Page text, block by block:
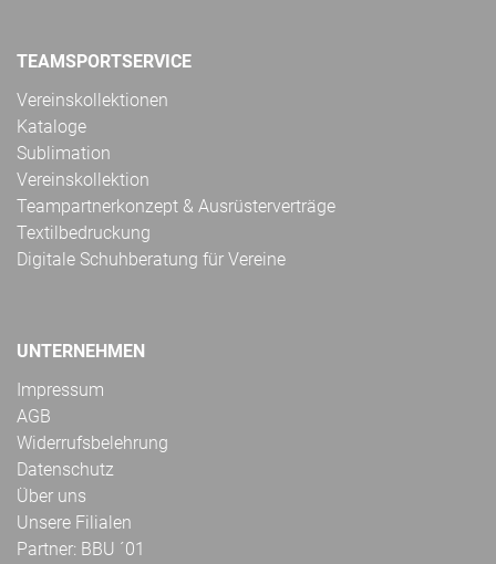
TEAMSPORTSERVICE
Vereinskollektionen
Kataloge
Sublimation
Vereinskollektion
Teampartnerkonzept & Ausrüsterverträge
Textilbedruckung
Digitale Schuhberatung für Vereine
UNTERNEHMEN
Impressum
AGB
Widerrufsbelehrung
Datenschutz
Über uns
Unsere Filialen
Partner: BBU ´01